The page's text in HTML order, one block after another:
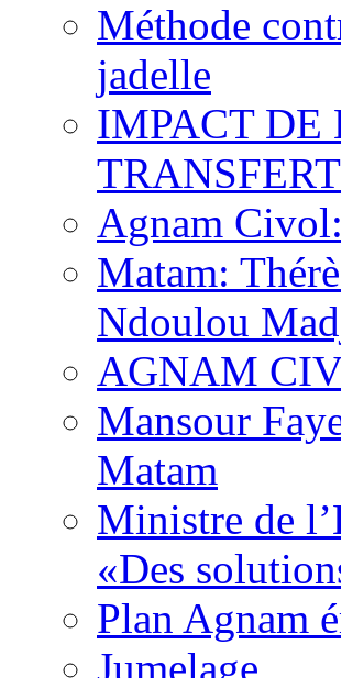
Méthode
jadelle
IMPACT DE
Agnam
Matam:
Ndoulou
AGNAM
Mansour
Matam
Ministre de
«Des
Plan Agnam
Jumelage